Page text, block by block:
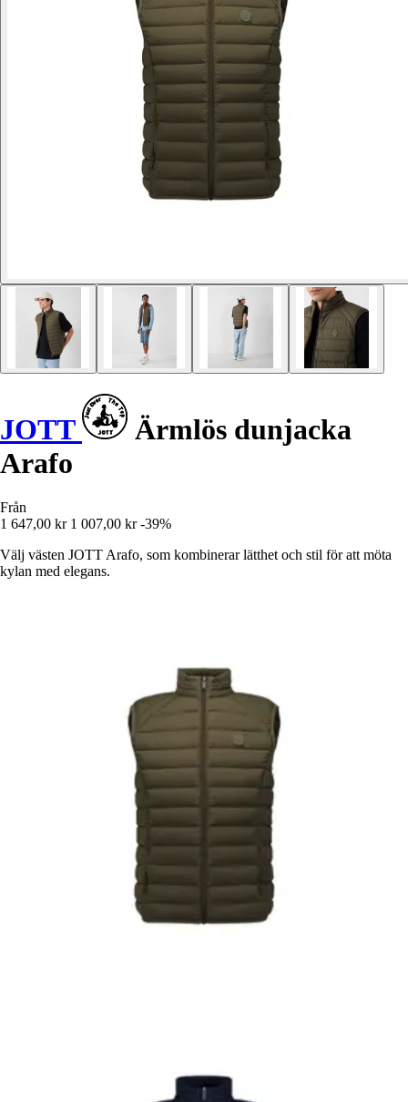
JOTT
Ärmlös dunjacka
Arafo
Från
1 647,00 kr 1 007,00 kr -39%
Välj västen JOTT Arafo, som kombinerar lätthet och stil för att möta
kylan med elegans.